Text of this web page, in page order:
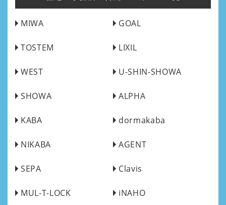
MIWA GOAL
TOSTEM LIXIL
WEST U-SHIN-SHOWA
SHOWA ALPHA
KABA dormakaba
NIKABA AGENT
SEPA Clavis
MUL-T-LOCK iNAHO